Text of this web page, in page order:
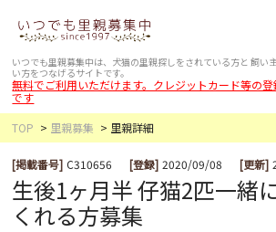
いつでも里親募集中は、犬猫の里親探しをされている方と 飼い
い方をつなげるサイトです。
無料でご利用いただけます。クレジットカード等の
です
TOP
里親募集 里親詳細
[掲載番号] C310656 [登録] 2020/09/08 [更新]
生後1ヶ月半 仔猫2匹一緒
くれる方募集